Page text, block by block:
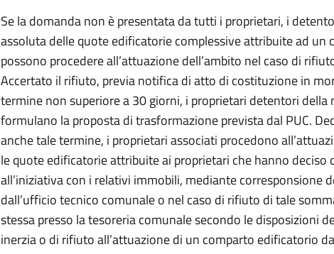
Se la domanda non è presentata da tutti i proprietari, i
assoluta delle quote edificatorie complessive attribuite ad un
possono procedere all’attuazione dell’ambito nel caso di
Accertato il rifiuto, previa notifica di atto di costituzione in
termine non superiore a 30 giorni, i proprietari detentori della
formulano la proposta di trasformazione prevista dal PUC.
anche tale termine, i proprietari associati procedono
le quote edificatorie attribuite ai proprietari che hanno deciso
all’iniziativa con i relativi immobili, mediante corresponsione
dall’ufficio tecnico comunale o nel caso di rifiuto di tale
stessa presso la tesoreria comunale secondo le disposizioni
inerzia o di rifiuto all’attuazione di un comparto edificatorio